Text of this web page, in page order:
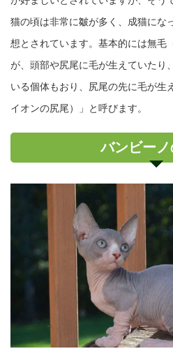
猫の頃は非常に皺が多く、成猫にな
想とされています。基本的には無毛
が、頭部や尻尾に毛が生えていたり
いる個体もおり、尻尾の先に毛が生
イオンの尻尾）」と呼びます。
バンビー